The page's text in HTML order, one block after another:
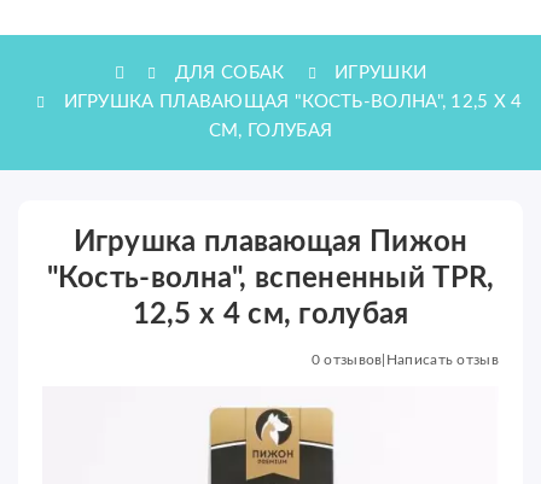
ДЛЯ СОБАК
ИГРУШКИ
ИГРУШКА ПЛАВАЮЩАЯ "КОСТЬ-ВОЛНА", 12,5 Х 4
СМ, ГОЛУБАЯ
Игрушка плавающая Пижон
"Кость-волна", вспененный TPR,
12,5 х 4 см, голубая
0 отзывов Написать отзыв